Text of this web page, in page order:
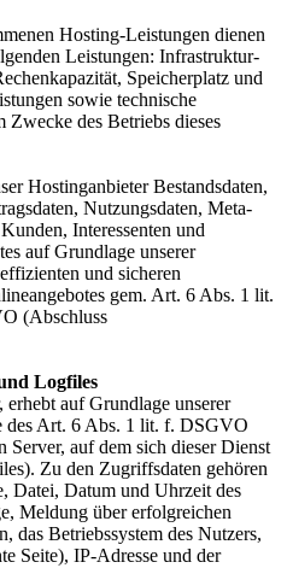
Hosting-Leistungen dienen
Leistungen: Infrastruktur-
Speicherplatz und
sowie technische
des Betriebs dieses
Hostinganbieter Bestandsdaten,
Nutzungsdaten, Meta-
Interessenten und
auf Grundlage unserer
und sicheren
gem. Art. 6 Abs. 1 lit.
(Abschluss
Logfiles
auf Grundlage unserer
des Art. 6 Abs. 1 lit. f. DSGVO
auf dem sich dieser Dienst
Zu den Zugriffsdaten gehören
Datei, Datum und Uhrzeit des
Meldung über erfolgreichen
das Betriebssystem des Nutzers,
Seite), IP-Adresse und der